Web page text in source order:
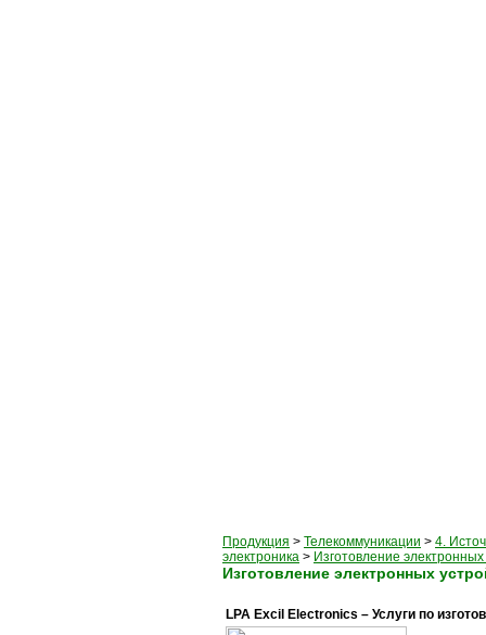
Продукция > Телекоммуникации > 4.
электроника > Изготовление
Изготовление электронных
LPA Excil Electronics – Услуги по